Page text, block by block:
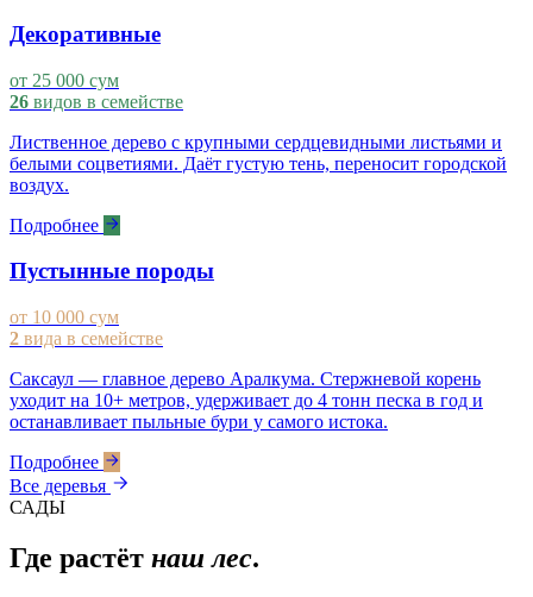
Декоративные
от 25 000 сум
26 видов в семействе
Лиственное дерево с крупными сердцевидными листьями и
белыми соцветиями. Даёт густую тень, переносит городской
воздух.
Подробнее
Пустынные породы
от 10 000 сум
2 вида в семействе
Саксаул — главное дерево Аралкума. Стержневой корень
уходит на 10+ метров, удерживает до 4 тонн песка в год и
останавливает пыльные бури у самого истока.
Подробнее
Все деревья
САДЫ
Где растёт наш лес.